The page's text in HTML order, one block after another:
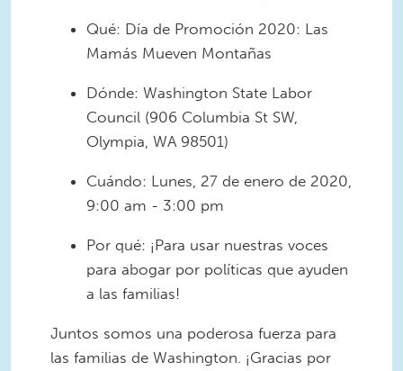
Qué: Día de Promoción 2020: Las
Mamás Mueven Montañas
Dónde: Washington State Labor
Council (906 Columbia St SW,
Olympia, WA 98501)
Cuándo: Lunes, 27 de enero de 2020,
9:00 am - 3:00 pm
Por qué: ¡Para usar nuestras voces
para abogar por políticas que ayuden
a las familias!
Juntos somos una poderosa fuerza para
las familias de Washington. ¡Gracias por